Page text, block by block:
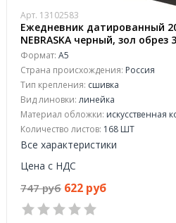
Арт. 13102583
Ежедневник датированный
NEBRASKA черный, зол обрез
Формат: А5
Страна происхождения: Россия
Тип крепления: сшивка
Вид линовки: линейка
Материал обложки: искусственная
Количество листов: 168 ШТ
Все характеристики
Цена с НДС
747 руб 622 руб